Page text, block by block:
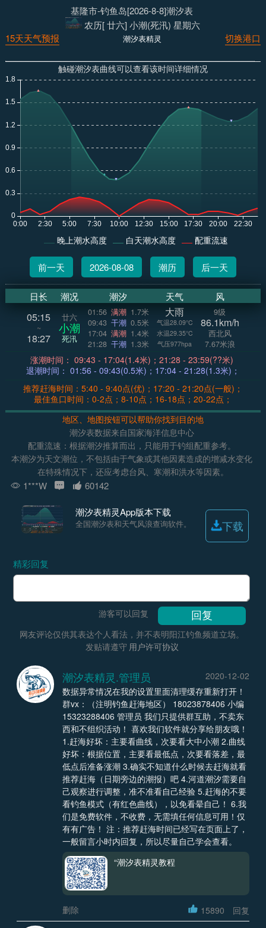
基隆市-钓鱼岛[2026-8-8]潮汐表
农历[ 廿六] 小潮(死汛) 星期六
切换港口
潮汐表精灵
15天天气预报
触碰潮汐表曲线可以查看该时间详细情况
晚上潮水高度 白天潮水高度 配重流速
前一天 2026-08-08 潮历 后一天
日长 潮况 潮汐 天气 风
05:15
~
18:27
廿六
小潮
死汛
01:56 满潮 1.7米
09:43 干潮 0.5米
17:04 满潮 1.4米
21:28 干潮 1.3米
大雨
气温28.09°C
水温29.35°C
气压977hpa
9级
86.1km/h
西北风
7.67米浪
涨潮时间： 09:43 - 17:04(1.4米)；21:28 - 23:59(??米)
退潮时间： 01:56 - 09:43(0.5米)；17:04 - 21:28(1.3米)；
推荐赶海时间：5:40 - 9:40点(优)；17:20 - 21:20点(一般)；
最佳鱼口时间：0-2点；8-10点；16-18点；20-22点；
地区、地图按钮可以帮助你找到目的地
潮汐表数据来自国家海洋信息中心
配重流速：根据潮汐推算而出，只能用于钓组配重参考。
本潮汐为天文潮位，不包括由于气象或其他因素造成的增减水变化
在特殊情况下，还应考虑台风、寒潮和洪水等因素。
1***W 60142
潮汐表精灵App版本下载
全国潮汐表和天气风浪查询软件。 下载
精彩回复
游客可以回复
网友评论仅供其表达个人看法，并不表明阳江钓鱼频道立场。
发贴请遵守 用户许可协议
潮汐表精灵.管理员
2020-12-02
数据异常情况在我的设置里面清理缓存重新打开！
群vx：（注明钓鱼赶海地区） 18023878406 小编
15323288406 管理员 我们只提供群互助，不卖东
西和不组织活动！ 喜欢我们软件就分享给朋友哦！
1.赶海好坏：主要看曲线，次要看大中小潮 2.曲线
好坏：根据位置，主要看最低点，次要看落差，最
低点后准备涨潮 3.确实不知道什么时候去赶海就看
推荐赶海（日期旁边的潮报）吧 4.河道潮汐需要自
己观察进行调整，准不准看自己经验 5.赶海的不要
看钓鱼模式（有红色曲线），以免看晕自己！ 6.我
们是免费软件，不收费，无需填任何信息可用！仅
有有广告！ 注：推荐赶海时间已经写在页面上了，
一般留言小时内回复，所以尽量自己学会查看。
“潮汐表精灵教程
删除 15890 回复